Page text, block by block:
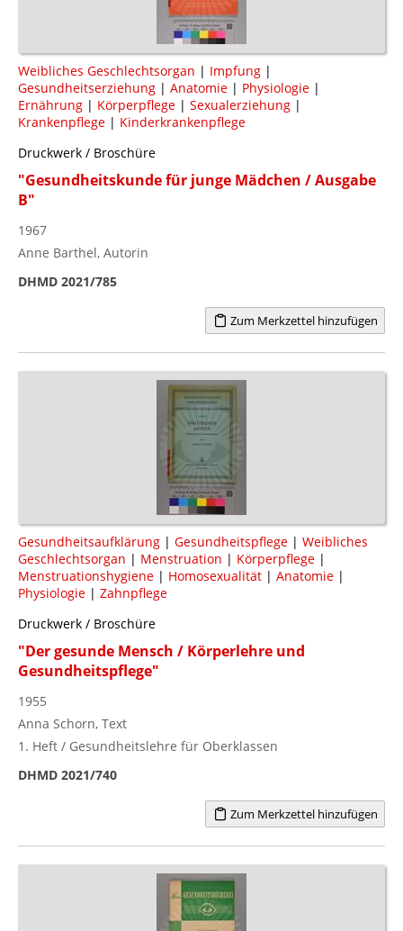
Weibliches Geschlechtsorgan | Impfung |
Gesundheitserziehung | Anatomie | Physiologie |
Ernährung | Körperpflege | Sexualerziehung |
Krankenpflege | Kinderkrankenpflege
Druckwerk / Broschüre
"Gesundheitskunde für junge Mädchen / Ausgabe
B"
1967
Anne Barthel, Autorin
DHMD 2021/785
Zum Merkzettel hinzufügen
Gesundheitsaufklärung | Gesundheitspflege | Weibliches
Geschlechtsorgan | Menstruation | Körperpflege |
Menstruationshygiene | Homosexualität | Anatomie |
Physiologie | Zahnpflege
Druckwerk / Broschüre
"Der gesunde Mensch / Körperlehre und
Gesundheitspflege"
1955
Anna Schorn, Text
1. Heft / Gesundheitslehre für Oberklassen
DHMD 2021/740
Zum Merkzettel hinzufügen